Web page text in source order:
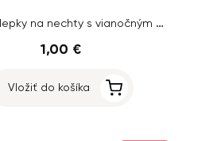
Vodné nálepky na nechty s vianočným motívom – X007
1,00 €
Vložiť do košíka